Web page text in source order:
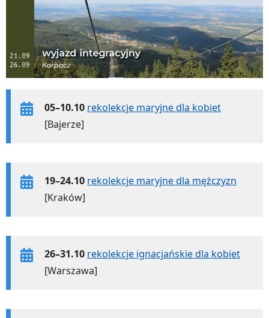
05–10.10 rekolekcje maryjne dla kobiet
[Bajerze]
19–24.10 rekolekcje maryjne dla mężczyzn
[Kraków]
26–31.10 rekolekcje ignacjańskie dla kobiet
[Warszawa]